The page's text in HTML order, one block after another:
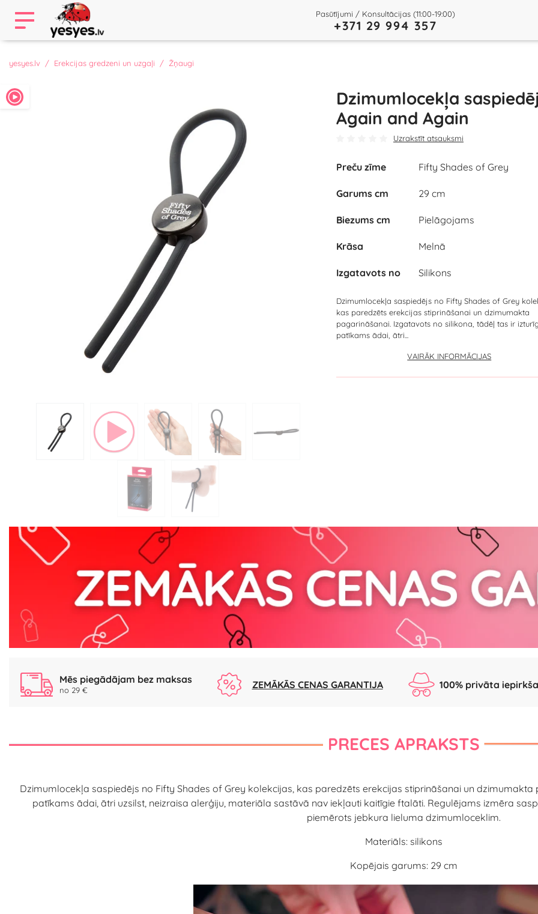
Pasūtījumi / Konsultācijas (11:00-19:00)
+371 29 994 357
yesyes.lv Erekcijas gredzeni un uzgaļi Žņaugi
Dzimumlocekļa
Again and Again
Uzrakstīt atsauksmi
Preču zīme Fifty Shades of Grey
Garums cm 29 cm
Biezums cm Pielāgojams
Krāsa Melnā
Izgatavots no Silikons
Dzimumlocekļa saspiedējs no Fifty Shades of Grey
kas paredzēts erekcijas stiprināšanai un dzimumakta
pagarināšanai. Izgatavots no silikona, tādēļ tas ir
patīkams ādai, ātri...
VAIRĀK INFORMĀCIJAS
Mēs piegādājam bez maksas
no 29 € ZEMĀKĀS CENAS GARANTIJA 100% privāta
PRECES APRAKSTS
Dzimumlocekļa saspiedējs no Fifty Shades of Grey kolekcijas, kas paredzēts erekcijas stiprināšanai un
patīkams ādai, ātri uzsilst, neizraisa alerģiju, materiāla sastāvā nav iekļauti kaitīgie ftalāti. Regulējams izmēra
piemērots jebkura lieluma dzimumloceklim.
Materiāls: silikons
Kopējais garums: 29 cm